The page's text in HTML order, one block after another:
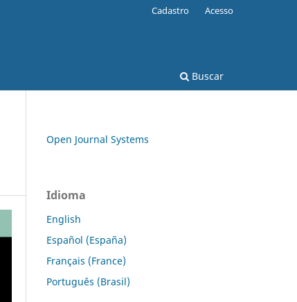
Buscar
Cadastro Acesso
Open Journal Systems
Idioma
English
Español (España)
Français (France)
Português (Brasil)